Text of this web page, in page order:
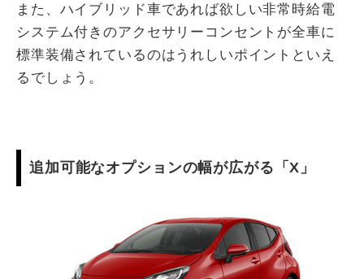
また、ハイブリッド車であれば欲しい非常時給電
システム付きのアクセサリーコンセントが全車に
標準装備されているのはうれしいポイントといえ
るでしょう。
追加可能なオプションの幅が広がる「X」